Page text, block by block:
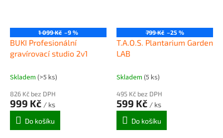
1 099 Kč –9 %
BUKI Profesionální
gravírovací studio 2v1
Skladem (>5 ks)
826 Kč bez DPH
999 Kč / ks
Do košíku
799 Kč –25 %
T.A.O.S. Plantarium Garden
LAB
Skladem (5 ks)
495 Kč bez DPH
599 Kč / ks
Do košíku